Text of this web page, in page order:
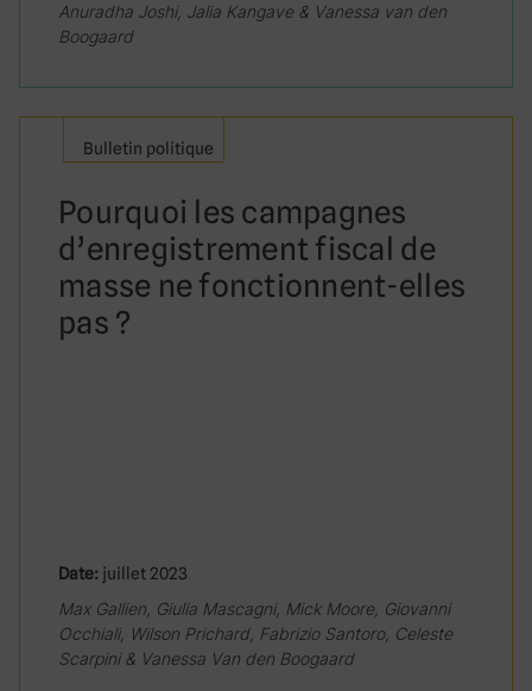
Anuradha Joshi, Jalia Kangave & Vanessa van den
Boogaard
Bulletin politique
Pourquoi les campagnes
d’enregistrement fiscal de
masse ne fonctionnent-elles
pas ?
Date: juillet 2023
Max Gallien, Giulia Mascagni, Mick Moore, Giovanni
Occhiali, Wilson Prichard, Fabrizio Santoro, Celeste
Scarpini & Vanessa Van den Boogaard